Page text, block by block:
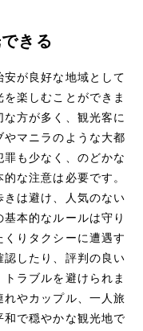
きる
が良好な地域として
楽しむことができま
方が多く、観光客に
マニラのような大都
も少なく、のどかな
な注意は必要です。
は避け、人気のない
本的なルールは守り
りタクシーに遭遇す
したり、評判の良い
ラブルを避けられま
やカップル、一人旅
で穏やかな観光地で